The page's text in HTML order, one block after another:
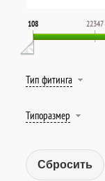
108 22347
Тип фитинга
Типоразмер
Сбросить